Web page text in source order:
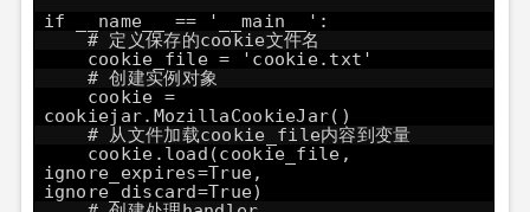
if __name__ == '__main__':
# 定义保存的cookie文件名
cookie_file = 'cookie.txt'
# 创建实例对象
cookie =
cookiejar.MozillaCookieJar()
# 从文件加载cookie_file内容到变量
cookie.load(cookie_file,
ignore_expires=True,
ignore_discard=True)